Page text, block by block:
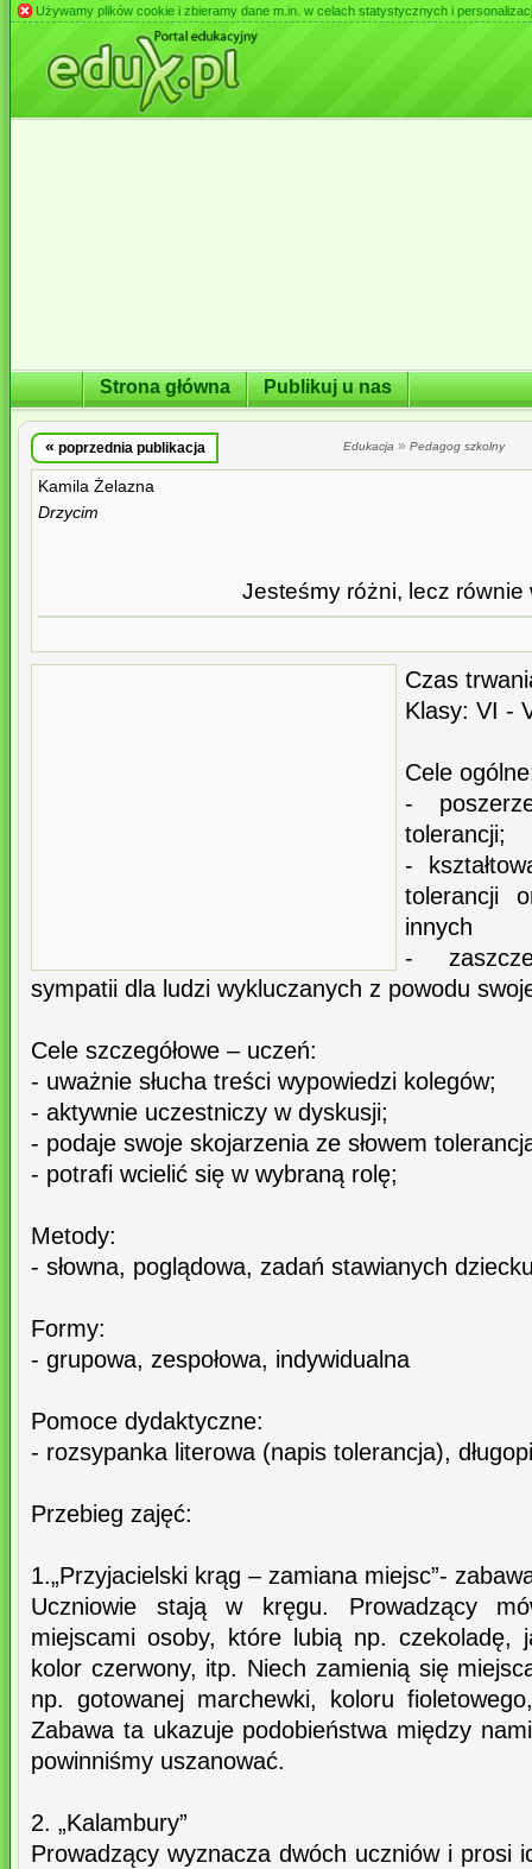
Używamy plików cookie i zbieramy dane m.in. w celach statystycznych i
Strona główna Publikuj u nas
« poprzednia publikacja Edukacja » Pedagog szkolny
Kamila Żelazna
Drzycim
Jesteśmy różni, lecz równie
Czas
Klasy: VI -
Cele
-
tolerancji;
-
tolerancji
innych
-
sympatii dla ludzi wykluczanych z powodu
Cele szczegółowe – uczeń:
- uważnie słucha treści wypowiedzi kolegów;
- aktywnie uczestniczy w dyskusji;
- podaje swoje skojarzenia ze słowem
- potrafi wcielić się w wybraną rolę;
Metody:
- słowna, poglądowa, zadań stawianych
Formy:
- grupowa, zespołowa, indywidualna
Pomoce dydaktyczne:
- rozsypanka literowa (napis tolerancja),
Przebieg zajęć:
1.„Przyjacielski krąg – zamiana miejsc”-
Uczniowie stają w kręgu. Prowadzący
miejscami osoby, które lubią np. czekoladę,
kolor czerwony, itp. Niech zamienią się
np. gotowanej marchewki, koloru
Zabawa ta ukazuje podobieństwa między
powinniśmy uszanować.
2. „Kalambury”
Prowadzący wyznacza dwóch uczniów i prosi